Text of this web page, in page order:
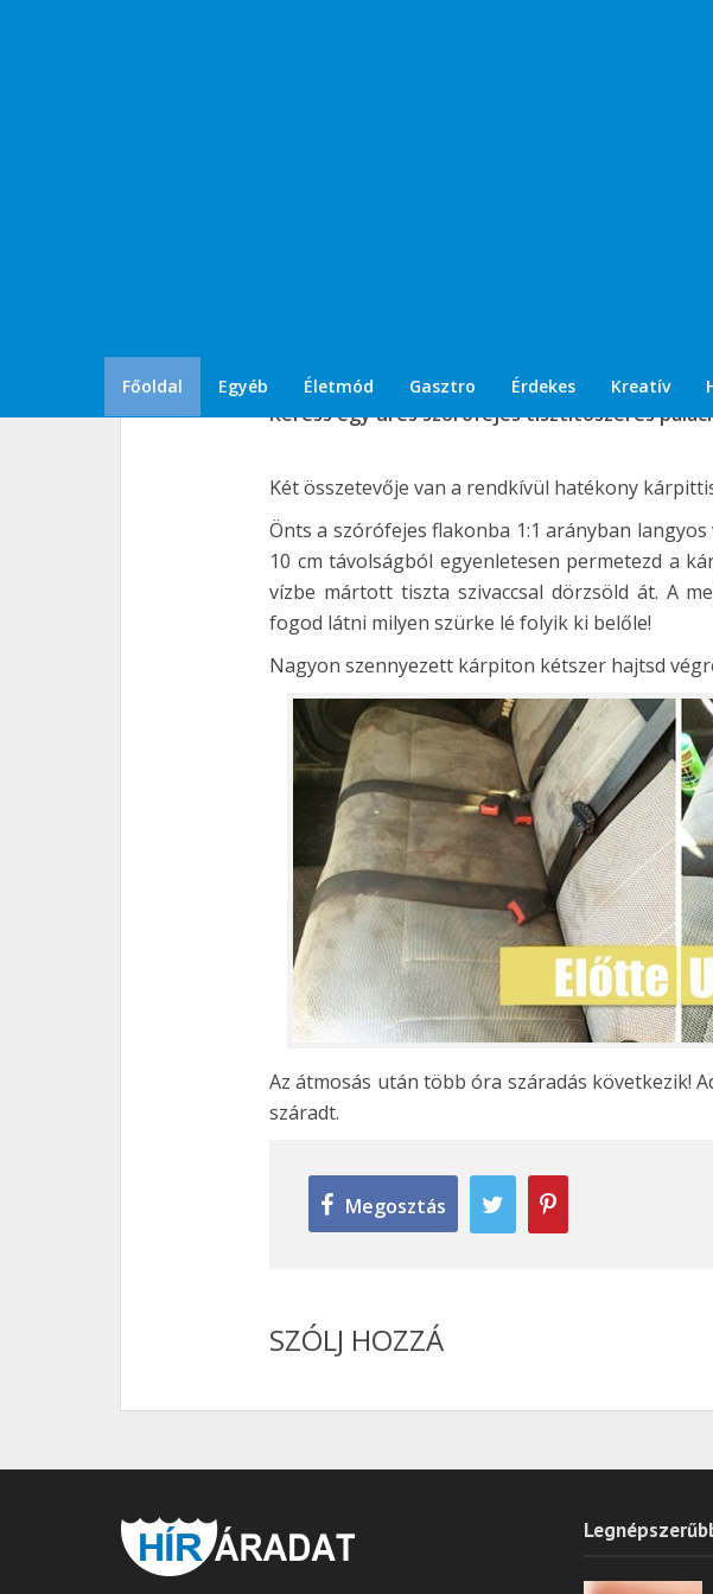
Főoldal Egyéb Életmód Gasztro Érdekes Kreatív
Keress egy üres szórófejes tisztítószeres
Két összetevője van a rendkívül hatékony
Önts a szórófejes flakonba 1:1 arányban
10 cm távolságból egyenletesen permetezd a
vízbe mártott tiszta szivaccsal dörzsöld át. A
fogod látni milyen szürke lé folyik ki belőle!
Nagyon szennyezett kárpiton kétszer hajtsd
Az átmosás után több óra száradás következik!
száradt.
Megosztás
SZÓLJ HOZZÁ